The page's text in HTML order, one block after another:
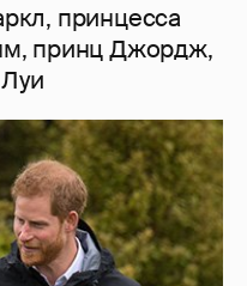
принцесса
принц Джордж,